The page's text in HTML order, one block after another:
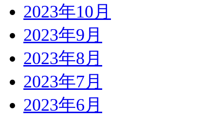
2023年10月
2023年9月
2023年8月
2023年7月
2023年6月